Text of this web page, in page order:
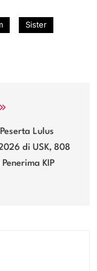
Sister
Lulus
di USK, 808
KIP